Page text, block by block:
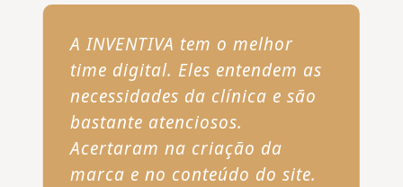
A INVENTIVA tem o melhor
time digital. Eles entendem as
necessidades da clínica e são
bastante atenciosos.
Acertaram na criação da
marca e no conteúdo do site.